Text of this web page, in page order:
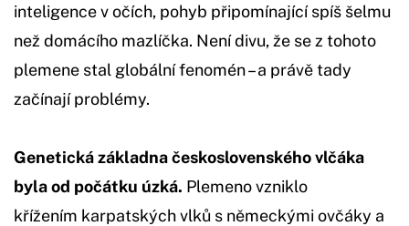
inteligence v očích, pohyb připomínající spíš šelmu
než domácího mazlíčka. Není divu, že se z tohoto
plemene stal globální fenomén – a právě tady
začínají problémy.
Genetická základna československého vlčáka
byla od počátku úzká. Plemeno vzniklo
křížením karpatských vlků s německými ovčáky a